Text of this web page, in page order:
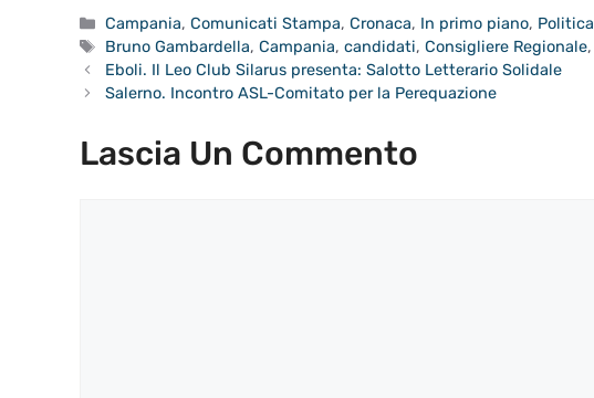
Categorie
Campania,Comunicati Stampa,Cronaca, In primo piano, Politica
Tag
Bruno Gambardella,Campania,candidati,Consigliere Regionale,
Eboli. Il Leo Club Silarus presenta: Salotto Letterario Solidale
Salerno. Incontro ASL-Comitato per la Perequazione
Lascia Un Commento